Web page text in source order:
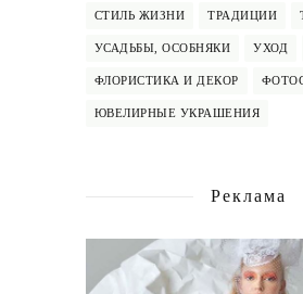
СТИЛЬ ЖИЗНИ ТРАДИЦИИ
УСАДЬБЫ, ОСОБНЯКИ УХОД
ФЛОРИСТИКА И ДЕКОР
ЮВЕЛИРНЫЕ УКРАШЕНИЯ
Реклама